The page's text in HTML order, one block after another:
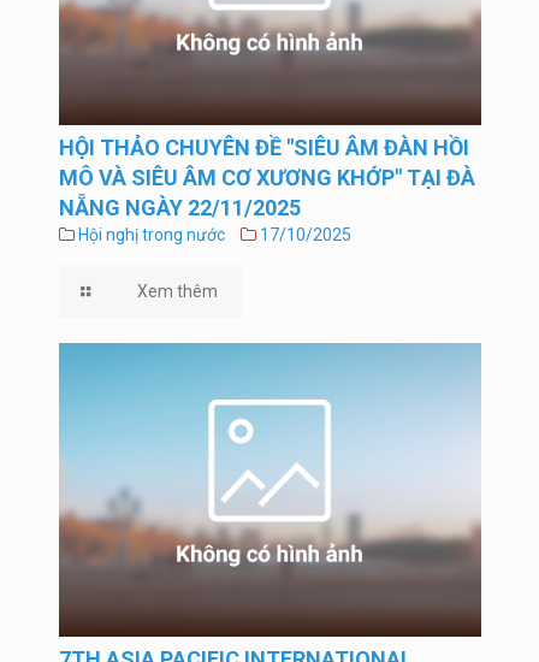
HỘI THẢO CHUYÊN ĐỀ "SIÊU ÂM ĐÀN HỒI
MÔ VÀ SIÊU ÂM CƠ XƯƠNG KHỚP" TẠI ĐÀ
NẴNG NGÀY 22/11/2025
Hội nghị trong nước 17/10/2025
Xem thêm